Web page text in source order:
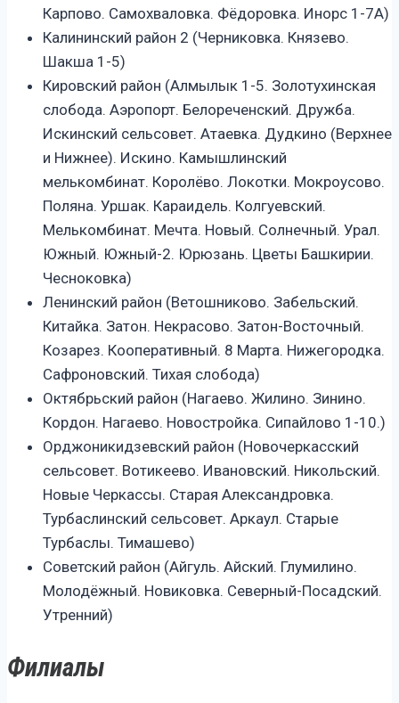
Карпово. Самохваловка. Фёдоровка. Инорс 1-7А)
Калининский район 2 (Черниковка. Князево.
Шакша 1-5)
Кировский район (Алмылык 1-5. Золотухинская
слобода. Аэропорт. Белореченский. Дружба.
Искинский сельсовет. Атаевка. Дудкино (Верхнее
и Нижнее). Искино. Камышлинский
мелькомбинат. Королёво. Локотки. Мокроусово.
Поляна. Уршак. Караидель. Колгуевский.
Мелькомбинат. Мечта. Новый. Солнечный. Урал.
Южный. Южный-2. Юрюзань. Цветы Башкирии.
Чесноковка)
Ленинский район (Ветошниково. Забельский.
Китайка. Затон. Некрасово. Затон-Восточный.
Козарез. Кооперативный. 8 Марта. Нижегородка.
Сафроновский. Тихая слобода)
Октябрьский район (Нагаево. Жилино. Зинино.
Кордон. Нагаево. Новостройка. Сипайлово 1-10.)
Орджоникидзевский район (Новочеркасский
сельсовет. Вотикеево. Ивановский. Никольский.
Новые Черкассы. Старая Александровка.
Турбаслинский сельсовет. Аркаул. Старые
Турбаслы. Тимашево)
Советский район (Айгуль. Айский. Глумилино.
Молодёжный. Новиковка. Северный-Посадский.
Утренний)
Филиалы